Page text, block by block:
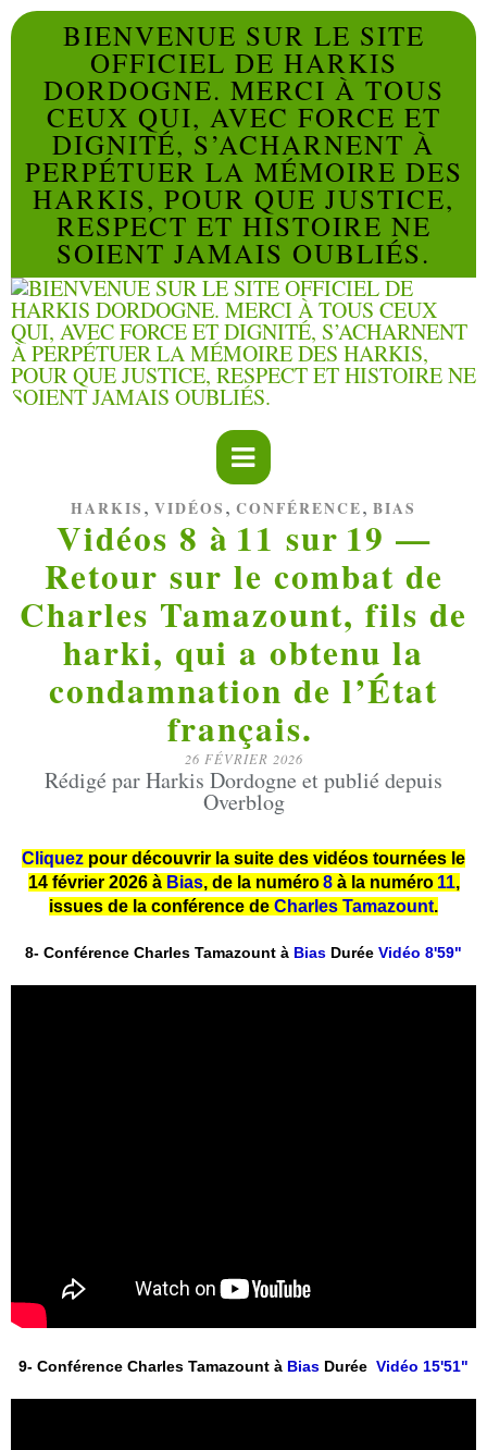
BIENVENUE SUR LE SITE
OFFICIEL DE HARKIS
DORDOGNE. MERCI À TOUS
CEUX QUI, AVEC FORCE ET
DIGNITÉ, S’ACHARNENT À
PERPÉTUER LA MÉMOIRE DES
HARKIS, POUR QUE JUSTICE,
RESPECT ET HISTOIRE NE
SOIENT JAMAIS OUBLIÉS.
HARKIS , VIDÉOS , CONFÉRENCE, BIAS
Vidéos 8 à 11 sur 19 —
Retour sur le combat de
Charles Tamazount, fils de
harki, qui a obtenu la
condamnation de l’État
français.
26 FÉVRIER 2026
Rédigé par Harkis Dordogne et publié depuis
Overblog
Cliquez pour découvrir la suite des vidéos tournées le
14 février 2026 à Bias, de la numéro8à la numéro 11,
issues de la conférence de Charles Tamazount.
8- Conférence Charles Tamazount à Bias Durée Vidéo 8'59"
9- Conférence Charles Tamazount à Bias Durée Vidéo 15'51"